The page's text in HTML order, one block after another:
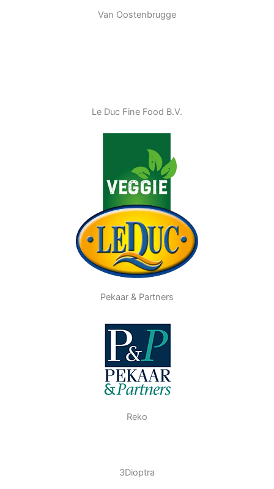
Van Oostenbrugge
Le Duc Fine Food B.V.
Pekaar & Partners
Reko
3Dioptra